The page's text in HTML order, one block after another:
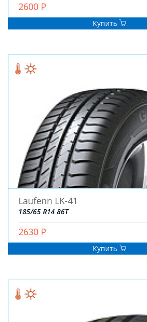
2600 Р
Купить
Laufenn LK-41
185/65 R14 86T
2630 Р
Купить